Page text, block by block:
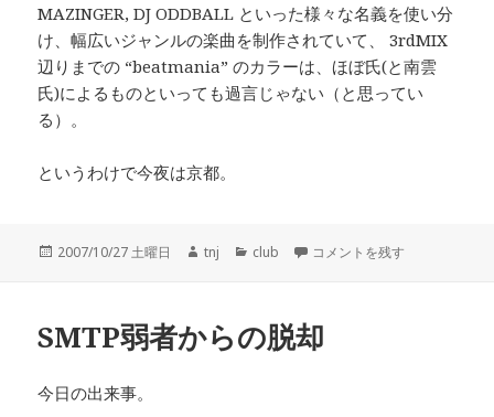
MAZINGER, DJ ODDBALL といった様々な名義を使い分
け、幅広いジャンルの楽曲を制作されていて、 3rdMIX
辺りまでの “beatmania” のカラーは、ほぼ氏(と南雲
氏)によるものといっても過言じゃない（と思ってい
る）。
というわけで今夜は京都。
投
2007/10/27 土曜日
作
tnj
カ
ー
club 今夜はグルコネ に
コメントを残す
SMTP弱者からの脱却
今日の出来事。